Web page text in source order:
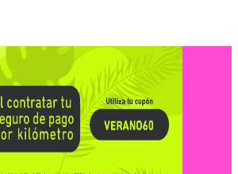
05-00 ó